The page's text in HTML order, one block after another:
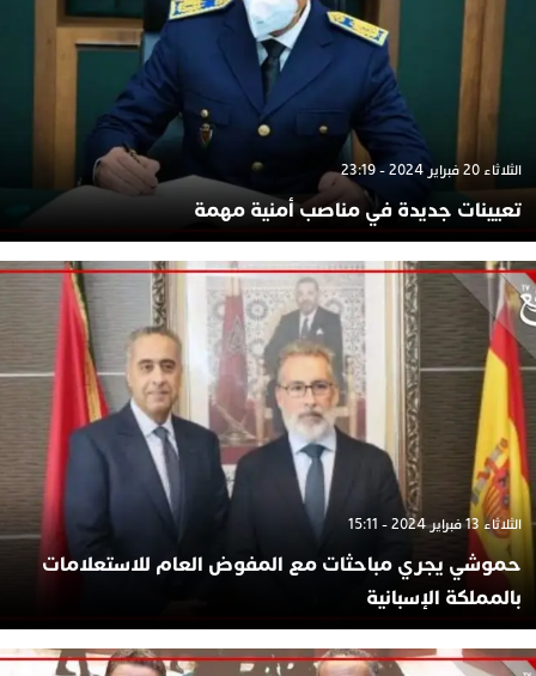
الثلاثاء 20 فبراير 2024 - 23:19
تعيينات جديدة في مناصب أمنية مهمة
الثلاثاء 13 فبراير 2024 - 15:11
حموشي يجري مباحثات مع المفوض العام للاستعلامات
بالمملكة الإسبانية